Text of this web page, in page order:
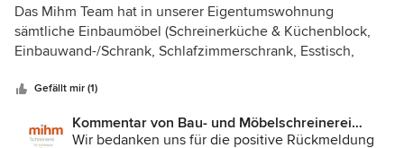
5
von
5
Das Mihm Team hat in unserer Eigentumswohnung
sämtliche Einbaumöbel (Schreinerküche & Küchenblock,
Einbauwand-/Schrank, Schlafzimmerschrank, Esstisch,
Sämtlichen baulichen Herausforderungen und
Handwerkskunst begegnet. Eine ganz tolle Leistung. Ich
Gefällt mir (1)
Kommentar von Bau- und Möbelschreinerei
Mihm GmbH & Co.KG:
Wir bedanken uns für die positive Rückmeldung